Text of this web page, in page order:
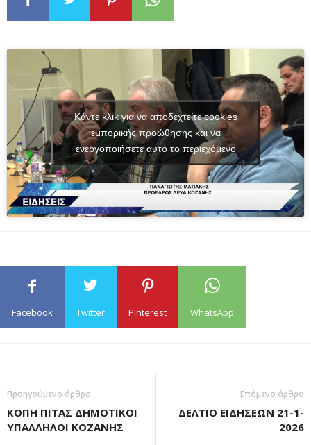
Κάντε κλικ για να αποδεχτείτε cookies
εμπορικής προώθησης και να
ενεργοποιήσετε αυτό το περιεχόμενο
Facebook Twitter Pinterest WhatsApp
Προηγούμενο άρθρο
ΚΟΠΗ ΠΙΤΑΣ ΔΗΜΟΤΙΚΟΙ
ΥΠΑΛΛΗΛΟΙ ΚΟΖΑΝΗΣ
Επόμενο άρθρο
ΔΕΛΤΙΟ ΕΙΔΗΣΕΩΝ 21-1-
2026